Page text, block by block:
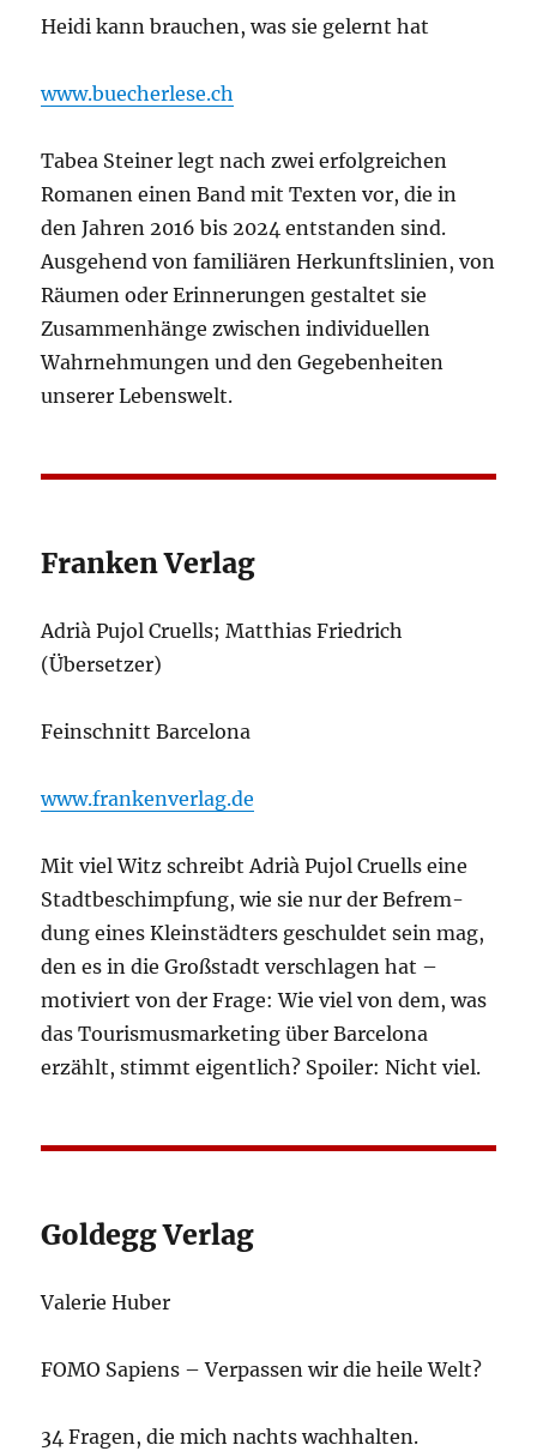
Heidi kann brauchen, was sie gelernt hat
www.buecherlese.ch
Tabea Steiner legt nach zwei erfolgreichen
Romanen einen Band mit Texten vor, die in
den Jahren 2016 bis 2024 entstanden sind.
Ausgehend von familiären Herkunftslinien, von
Räumen oder Erinnerungen gestaltet sie
Zusammenhänge zwischen individuellen
Wahrnehmungen und den Gegebenheiten
unserer Lebenswelt.
Franken Verlag
Adrià Pujol Cruells; Matthias Friedrich
(Übersetzer)
Feinschnitt Barcelona
www.frankenverlag.de
Mit viel Witz schreibt Adrià Pujol Cruells eine
Stadt­be­schimp­fung, wie sie nur der Befrem­
dung eines Klein­städ­ters geschul­det sein mag,
den es in die Groß­stadt ver­schla­gen hat –
moti­viert von der Fra­ge: Wie viel von dem, was
das Tou­ris­mus­mar­ke­ting über Bar­ce­lo­na
erzählt, stimmt eigent­lich? Spoi­ler: Nicht viel.
Goldegg Verlag
Valerie Huber
FOMO Sapiens – Verpassen wir die heile Welt?
34 Fragen, die mich nachts wachhalten.